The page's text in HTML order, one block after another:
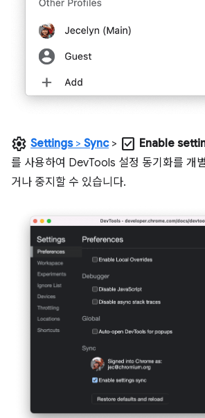
settings Settings> Sync> check_box Enable
를 사용하여 DevTools 설정 동기화를 개
거나 중지할 수 있습니다.